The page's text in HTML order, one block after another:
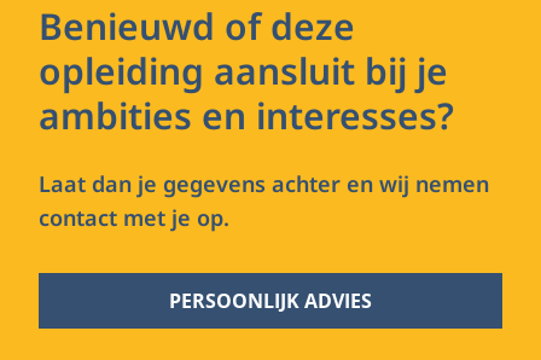
Benieuwd of deze
opleiding aansluit bij je
ambities en interesses?
Laat dan je gegevens achter en wij nemen
contact met je op.
PERSOONLIJK ADVIES